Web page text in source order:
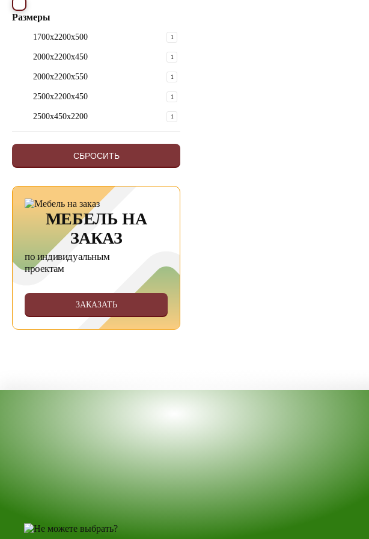
Размеры
1700х2200х500 1
2000х2200х450 1
2000х2200х550 1
2500х2200х450 1
2500х450х2200 1
СБРОСИТЬ
МЕБЕЛЬ НА
ЗАКАЗ
по индивидуальным
проектам
ЗАКАЗАТЬ